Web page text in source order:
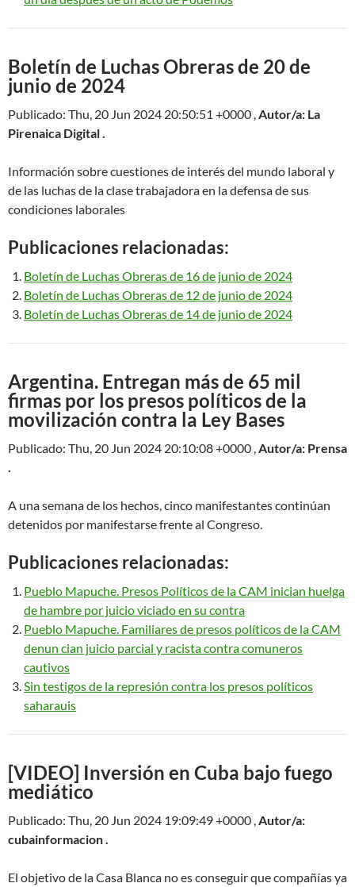
Boletín de Luchas Obreras de 20 de
junio de 2024
Publicado: Thu, 20 Jun 2024 20:50:51 +0000 ,Autor/a: La
Pirenaica Digital .
Información sobre cuestiones de interés del mundo laboral y
de las luchas de la clase trabajadora en la defensa de sus
condiciones laborales
Publicaciones relacionadas:
Boletín de Luchas Obreras de 16 de junio de 2024
Boletín de Luchas Obreras de 12 de junio de 2024
Boletín de Luchas Obreras de 14 de junio de 2024
Argentina. Entregan más de 65 mil
firmas por los presos políticos de la
movilización contra la Ley Bases
Publicado: Thu, 20 Jun 2024 20:10:08 +0000 ,Autor/a: Prensa
.
A una semana de los hechos, cinco manifestantes continúan
detenidos por manifestarse frente al Congreso.
Publicaciones relacionadas:
Pueblo Mapuche. Presos Políticos de la CAM inician huelga
de hambre por juicio viciado en su contra
Pueblo Mapuche. Familiares de presos políticos de la CAM
denun cian juicio parcial y racista contra comuneros
cautivos
Sin testigos de la represión contra los presos políticos
saharauis
[VIDEO] Inversión en Cuba bajo fuego
mediático
Publicado: Thu, 20 Jun 2024 19:09:49 +0000 ,Autor/a:
cubainformacion .
El objetivo de la Casa Blanca no es conseguir que compañías ya